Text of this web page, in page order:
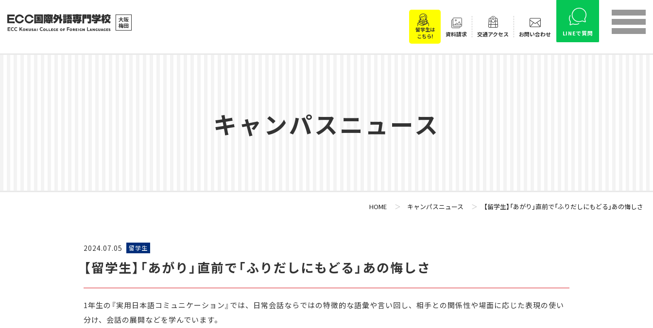
留学生は
こちら!
資料請求 交通アクセス お問い合わせ LINEで質問
キャンパスニュース
HOME ＞ キャンパスニュース ＞ 【留学生】「あがり」直前で「ふりだしにもどる」あの悔しさ
2024.07.05 留学生
【留学生】「あがり」直前で「ふりだしにもどる」あの悔しさ
1年生の『実用日本語コミュニケーション』では、日常会話ならではの特徴的な語彙や言い回し、 相手との関係性や場面に応じた表現の使い
分け、会話の展開などを学んでいます。